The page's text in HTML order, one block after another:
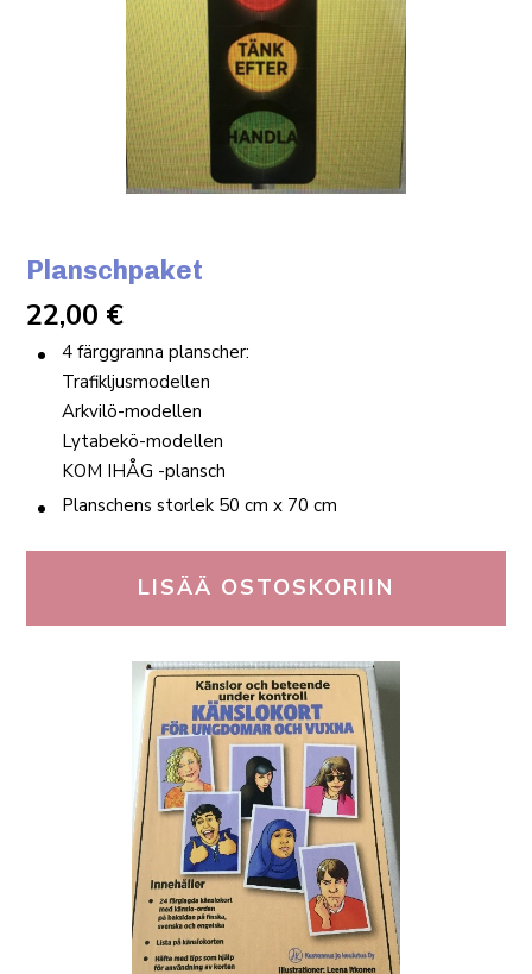
Planschpaket
22,00 €
4 färggranna planscher:
Trafikljusmodellen
Arkvilö-modellen
Lytabekö-modellen
KOM IHÅG -plansch
Planschens storlek 50 cm x 70 cm
LISÄÄ OSTOSKORIIN